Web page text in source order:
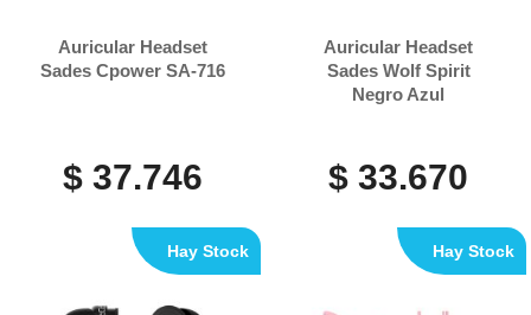
Auricular Headset
Sades Cpower SA-716
$ 37.746
Auricular Headset
Sades Wolf Spirit
Negro Azul
$ 33.670
Hay Stock Hay Stock